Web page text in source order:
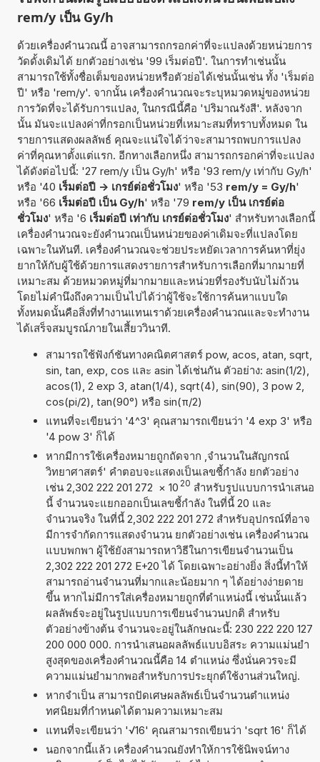
rem/y เป็น Gy/h
ด้วยเครื่องคำนวณนี้ อาจสามารถกรอกค่าที่จะแปลงด้วยหน่วยการ
วัดดั้งเดิมได้ ยกตัวอย่างเช่น '99 เร็มต่อปี'. ในการทำเช่นนั้น
สามารถใช้ทั้งชื่อเต็มของหน่วยหรือตัวย่อได้เช่นนั้นเช่น ทั้ง 'เร็มต่อ
ปี' หรือ 'rem/y'. จากนั้น เครื่องคำนวณจะระบุหมวดหมู่ของหน่วย
การวัดที่จะได้รับการแปลง, ในกรณีนี้คือ 'ปริมาณรังสี'. หลังจาก
นั้น มันจะแปลงค่าที่กรอกเป็นหน่วยที่เหมาะสมที่ทราบทั้งหมด ใน
รายการแสดงผลลัพธ์ คุณจะแน่ใจได้ว่าจะสามารถพบการแปลง
ค่าที่คุณหาตั้งแต่แรก. อีกทางเลือกหนึ่ง สามารถกรอกค่าที่จะแปลง
ได้ดังต่อไปนี้: '27 rem/y เป็น Gy/h' หรือ '93 rem/y เท่ากับ Gy/h'
หรือ '40 เร็มต่อปี -> เกรย์ต่อชั่วโมง' หรือ '53 rem/y = Gy/h'
หรือ '66 เร็มต่อปี เป็น Gy/h' หรือ '79 rem/y เป็น เกรย์ต่อ
ชั่วโมง' หรือ '6 เร็มต่อปี เท่ากับ เกรย์ต่อชั่วโมง' สำหรับทางเลือกนี้
เครื่องคำนวณจะยังคำนวณเป็นหน่วยของค่าเดิมจะที่แปลงโดย
เฉพาะในทันที. เครื่องคำนวณจะช่วยประหยัดเวลาการค้นหาที่ยุ่ง
ยากให้กับผู้ใช้ด้วยการแสดงรายการสำหรับการเลือกที่มากมายที่
เหมาะสม ด้วยหมวดหมู่ที่มากมายและหน่วยที่รองรับนับไม่ถ้วน
โดยไม่คำนึงถึงความเป็นไปได้ว่าผู้ใช้จะใช้การค้นหาแบบใด
ทั้งหมดนั้นคือสิ่งที่ทำงานแทนเราด้วยเครื่องคำนวณและจะทำงาน
ได้เสร็จสมบูรณ์ภายในเสี้ยววินาที.
สามารถใช้ฟังก์ชันทางคณิตศาสตร์ pow, acos, atan, sqrt,
sin, tan, exp, cos และ asin ได้เช่นกัน ตัวอย่าง: asin(1/2),
acos(1), 2 exp 3, atan(1/4), sqrt(4), sin(90), 3 pow 2,
cos(pi/2), tan(90°) หรือ sin(π/2)
แทนที่จะเขียนว่า '4^3' คุณสามารถเขียนว่า '4 exp 3' หรือ
'4 pow 3' ก็ได้
หากมีการใช้เครื่องหมายถูกถัดจาก ,จำนวนในสัญกรณ์
วิทยาศาสตร์' คำตอบจะแสดงเป็นเลขชี้กำลัง ยกตัวอย่าง
เช่น 2,302 222 201 272 × 10 20 สำหรับรูปแบบการนำเสนอ
นี้ จำนวนจะแยกออกเป็นเลขชี้กำลัง ในที่นี้ 20 และ
จำนวนจริง ในที่นี้ 2,302 222 201 272 สำหรับอุปกรณ์ที่อาจ
มีการจำกัดการแสดงจำนวน ยกตัวอย่างเช่น เครื่องคำนวณ
แบบพกพา ผู้ใช้ยังสามารถหาวิธีในการเขียนจำนวนเป็น
2,302 222 201 272 E+20 ได้ โดยเฉพาะอย่างยิ่ง สิ่งนี้ทำให้
สามารถอ่านจำนวนที่มากและน้อยมาก ๆ ได้อย่างง่ายดาย
ขึ้น หากไม่มีการใส่เครื่องหมายถูกที่ตำแหน่งนี้ เช่นนั้นแล้ว
ผลลัพธ์จะอยู่ในรูปแบบการเขียนจำนวนปกติ สำหรับ
ตัวอย่างข้างต้น จำนวนจะอยู่ในลักษณะนี้: 230 222 220 127
200 000 000. การนำเสนอผลลัพธ์แบบอิสระ ความแม่นยำ
สูงสุดของเครื่องคำนวณนี้คือ 14 ตำแหน่ง ซึ่งนั่นควรจะมี
ความแม่นยำมากพอสำหรับการประยุกต์ใช้งานส่วนใหญ่.
หากจำเป็น สามารถปัดเศษผลลัพธ์เป็นจำนวนตำแหน่ง
ทศนิยมที่กำหนดได้ตามความเหมาะสม
แทนที่จะเขียนว่า '√16' คุณสามารถเขียนว่า 'sqrt 16' ก็ได้
นอกจากนี้แล้ว เครื่องคำนวณยังทำให้การใช้นิพจน์ทาง